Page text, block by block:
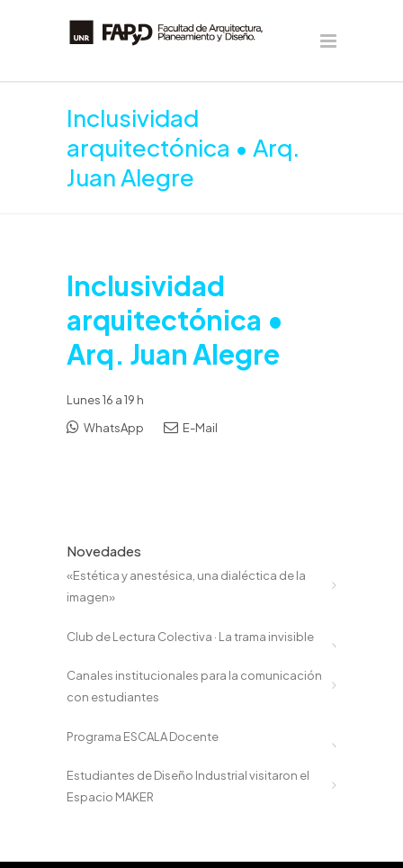
Inclusividad
arquitectónica • Arq.
Juan Alegre
Inclusividad
arquitectónica •
Arq. Juan Alegre
Lunes 16 a 19 h
WhatsApp
E-Mail
Novedades
«Estética y anestésica, una dialéctica de la
imagen»
Club de Lectura Colectiva · La trama invisible
Canales institucionales para la comunicación
con estudiantes
Programa ESCALA Docente
Estudiantes de Diseño Industrial visitaron el
Espacio MAKER